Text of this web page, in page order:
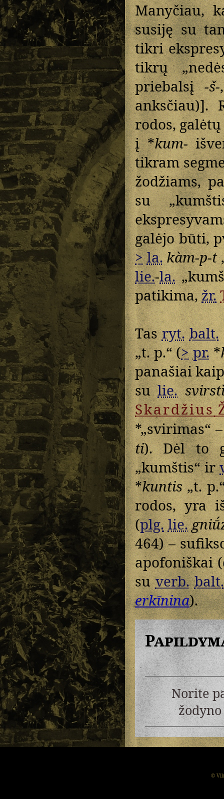
Manyčiau,
susiję su
tikri
tikrų
priebalsį-š-
anksčiau)].
rodos,
į *kum-
tikram
žodžiams,
su
galėjo būti,
> la. kàm-p-t
lie.-la.
patikima,žr.
Tasryt. balt.
„t. p.“ (> pr.*
panašiai
sulie.
Skardžius
*„svirimas“
ti). Dėl to
„kumštis“ ir
*kuntis„t.
rodos, yra
(plg. lie.
464) –
apofoniškai
suverb. balt.
erkīnina).
Norite
©